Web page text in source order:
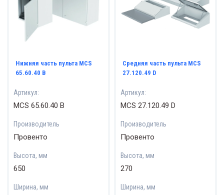
Нижняя часть пульта MCS
65.60.40 B
Артикул:
MCS 65.60.40 B
Производитель
Провенто
Высота, мм
650
Ширина, мм
Средняя часть пульта MCS
27.120.49 D
Артикул:
MCS 27.120.49 D
Производитель
Провенто
Высота, мм
270
Ширина, мм